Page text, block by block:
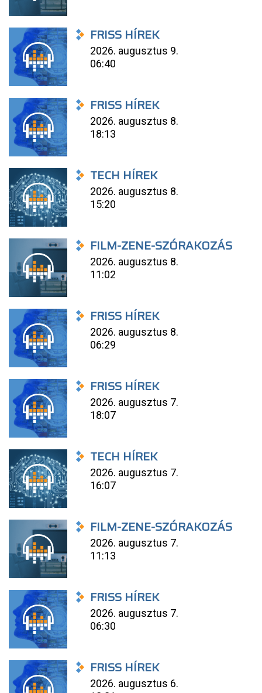
FRISS HÍREK
2026. augusztus 9.
06:40
FRISS HÍREK
2026. augusztus 8.
18:13
TECH HÍREK
2026. augusztus 8.
15:20
FILM-ZENE-SZÓRAKOZÁS
2026. augusztus 8.
11:02
FRISS HÍREK
2026. augusztus 8.
06:29
FRISS HÍREK
2026. augusztus 7.
18:07
TECH HÍREK
2026. augusztus 7.
16:07
FILM-ZENE-SZÓRAKOZÁS
2026. augusztus 7.
11:13
FRISS HÍREK
2026. augusztus 7.
06:30
FRISS HÍREK
2026. augusztus 6.